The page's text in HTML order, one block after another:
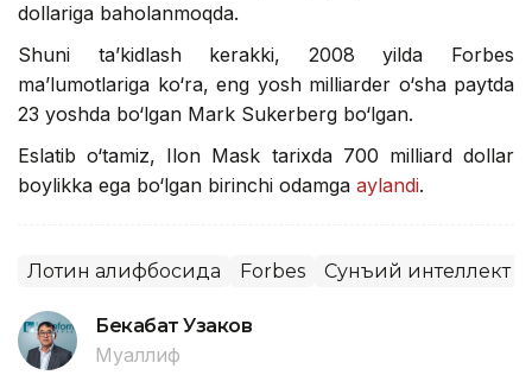
dollariga baholanmoqda.
Shuni ta’kidlash kerakki, 2008 yilda Forbes
ma’lumotlariga ko‘ra, eng yosh milliarder o‘sha paytda
23 yoshda bo‘lgan Mark Sukerberg bo‘lgan.
Eslatib o‘tamiz, Ilon Mask tarixda 700 milliard dollar
boylikka ega bo‘lgan birinchi odamga aylandi.
Лотин алифбосида Forbes Сунъий интеллект
Бекабат Узаков
Муаллиф